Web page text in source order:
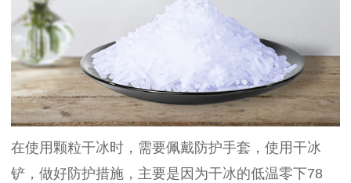
在使用颗粒干冰时，需要佩戴防护手套，使用干冰
铲，做好防护措施，主要是因为干冰的低温零下78